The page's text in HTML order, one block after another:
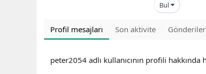
Bul
Profil mesajları Son aktivite Gönderiler
peter2054 adlı kullanıcının profili hakkında